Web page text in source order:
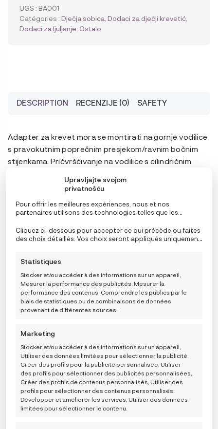
Upravljajte svojom
privatnošću
Pour offrir les meilleures expériences, nous et nos
partenaires utilisons des technologies telles que les
l’appareil. Le consentement à ces technologies nous
permettra, ainsi qu’à nos partenaires, de traiter des
données personnelles telles que le comportement de
publicités (non-) personnalisées. Ne pas consentir ou
fonctionnalités et fonctions.
Cliquez ci-dessous pour accepter ce qui précède ou faites
des choix détaillés. Vos choix seront appliqués uniquement
utilisant les boutons de la politique de cookies, ou en
cliquant sur l’onglet de gestion du consentement en bas de
l’écran.
Statistiques
Stocker et/ou accéder à des informations sur un appareil,
Mesurer la performance des publicités, Mesurer la
performance des contenus, Comprendre les publics par le
biais de statistiques ou de combinaisons de données
provenant de différentes sources.
Marketing
Stocker et/ou accéder à des informations sur un appareil,
Utiliser des données limitées pour sélectionner la publicité,
Créer des profils pour la publicité personnalisée, Utiliser
des profils pour sélectionner des publicités personnalisées,
Créer des profils de contenus personnalisés, Utiliser des
profils pour sélectionner des contenus personnalisés,
Développer et améliorer les services, Utiliser des données
limitées pour sélectionner le contenu.
adapter
za
krevetić
UGS : BA001
Catégories : Dječja sobica Dodaci za dječji krevetić
Dodaci za ljuljanje Ostalo
DESCRIPTION RECENZIJE (0) SAFETY
Adapter za krevet mora se montirati na gornje vodilice
s pravokutnim poprečnim presjekom/ravnim bočnim
stijenkama. Pričvršćivanje na vodilice s cilindričnim
Sleepytroll se može oštetiti. Adapter za krevet
cm.
Ako se vaš krevet već ne može ručno ljuljati, trebali
biste kupiti i nožice za ljuljanje. Noge za ljuljanje kreveta
mogu se montirati samo na krevetiće s drvenim
teža od 22 kg (bez posteljine i bebe).
Adapter za krevet Sleepytroll dolazi s inbus ključem za